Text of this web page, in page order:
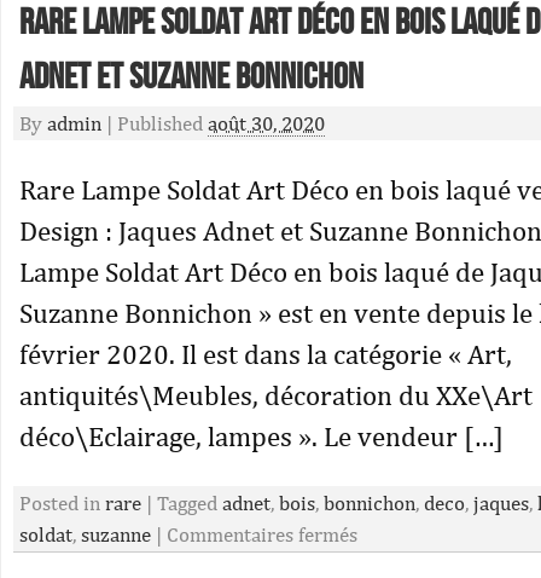
Rare Lampe Soldat Art Déco en bois laqué
Adnet et Suzanne Bonnichon
By admin | Published août 30, 2020
Rare Lampe Soldat Art Déco en bois laqué
Design : Jaques Adnet et Suzanne
Lampe Soldat Art Déco en bois laqué de
Suzanne Bonnichon » est en vente depuis
février 2020. Il est dans la catégorie « Art,
antiquités\Meubles, décoration du XXe\Art
déco\Eclairage, lampes ». Le vendeur […]
Posted in rare | Tagged adnet, bois, bonnichon, deco, jaques,
soldat, suzanne | Commentaires fermés